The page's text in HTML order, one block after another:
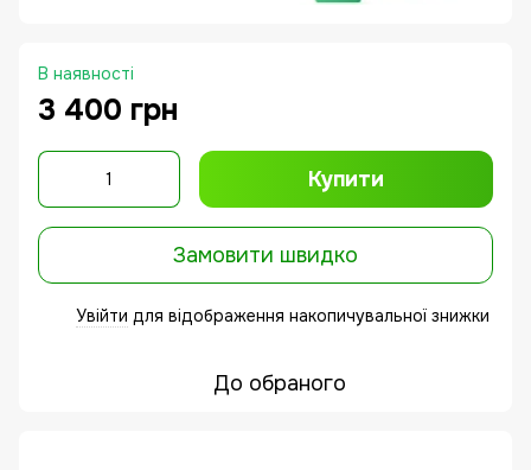
В наявності
3 400 грн
Купити
Замовити швидко
Увійти для відображення накопичувальної знижки
До обраного